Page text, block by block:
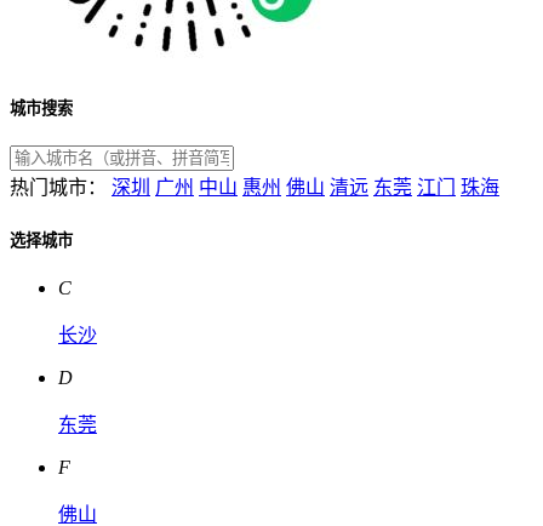
城市搜索
热门城市： 深圳 广州 中山 惠州 佛山 清远 东莞 江门 珠海
选择城市
C
长沙
D
东莞
F
佛山